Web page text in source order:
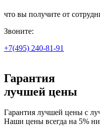
что вы получите от
Звоните:
+7(495) 240-81-91
Гарантия
лучшей цены
Гарантия лучшей цены с
Наши цены всегда на 5%